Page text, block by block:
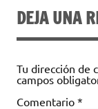
DEJA UNA
Tu dirección de
campos
Comentario *